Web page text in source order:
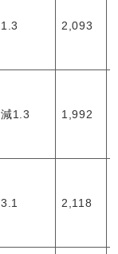
1.3 2,093
減1.3 1,992
3.1 2,118